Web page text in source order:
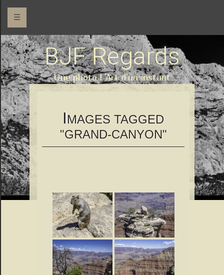
☰
BJF Regards
Une photo l 'Art d'un instant
IMAGES TAGGED
"GRAND-CANYON"